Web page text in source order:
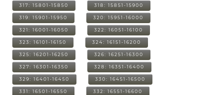
317: 15801-15850 318: 15851-15900
319: 15901-15950 320: 15951-16000
321: 16001-16050 322: 16051-16100
323: 16101-16150 324: 16151-16200
325: 16201-16250 326: 16251-16300
327: 16301-16350 328: 16351-16400
329: 16401-16450 330: 16451-16500
331: 16501-16550 332: 16551-16600